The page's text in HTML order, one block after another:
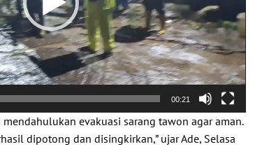
00:21
mendahulukan evakuasi sarang tawon agar aman.
dipotong dan disingkirkan,” ujar Ade, Selasa